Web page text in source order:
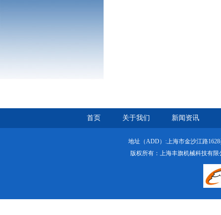
首页 关于我们 新闻资讯
地址（ADD）:上海市金沙江路
版权所有：上海丰旗机械科技有